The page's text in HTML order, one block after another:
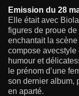
Emission du 28
Elle était avec
figures de proue
enchantait la
compose
humour et
le prénom d’une
son dernier album,
en aparté.